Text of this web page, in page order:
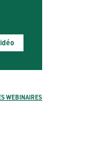
WEBINAIRES